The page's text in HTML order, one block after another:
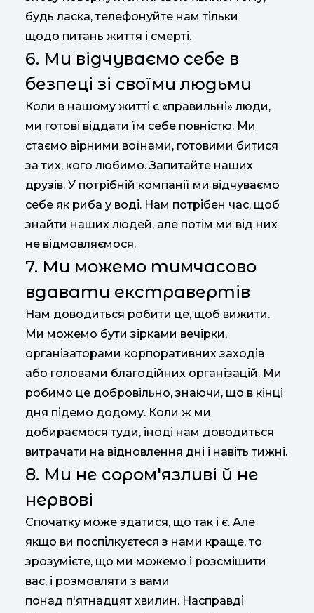
будь ласка, телефонуйте нам тільки
щодо питань життя і смерті.
6. Ми відчуваємо себе в
безпеці зі своїми людьми
Коли в нашому житті є «правильні» люди,
ми готові віддати їм себе повністю. Ми
стаємо вірними воїнами, готовими битися
за тих, кого любимо. Запитайте наших
друзів. У потрібній компанії ми відчуваємо
себе як риба у воді. Нам потрібен час, щоб
знайти наших людей, але потім ми від них
не відмовляємося.
7. Ми можемо тимчасово
вдавати екстравертів
Нам доводиться робити це, щоб вижити.
Ми можемо бути зірками вечірки,
організаторами корпоративних заходів
або головами благодійних організацій. Ми
робимо це добровільно, знаючи, що в кінці
дня підемо додому. Коли ж ми
добираємося туди, іноді нам доводиться
витрачати на відновлення дні і навіть тижні.
8. Ми не сором'язливі й не
нервові
Спочатку може здатися, що так і є. Але
якщо ви поспілкуєтеся з нами краще, то
зрозумієте, що ми можемо і розсмішити
вас, і розмовляти з вами
понад п'ятнадцят хвилин. Насправді